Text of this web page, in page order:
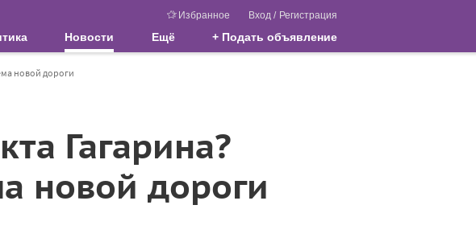
Избранное Вход / Регистрация
Новости Ещё + Подать объявление
новой дороги
Гагарина?
новой дороги